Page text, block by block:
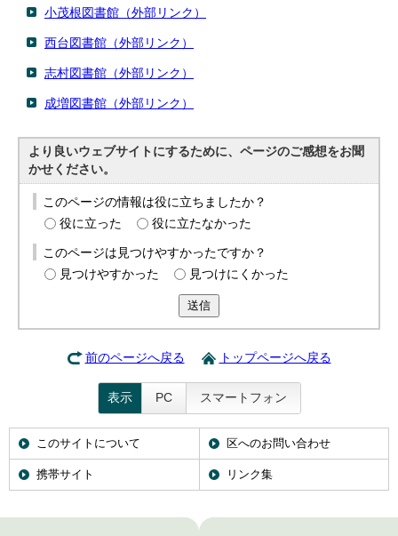
小茂根図書館 （外部リンク）
西台図書館 （外部リンク）
志村図書館 （外部リンク）
成増図書館 （外部リンク）
より良いウェブサイトにするために、ページのご感想をお聞
かせください。
このページの情報は役に立ちましたか？
役に立った
役に立たなかった
このページは見つけやすかったですか？
見つけやすかった
見つけにくかった
送信
前のページへ戻る トップページへ戻る
表示 PC スマートフォン
このサイトについて 区へのお問い合わせ
携帯サイト リンク集